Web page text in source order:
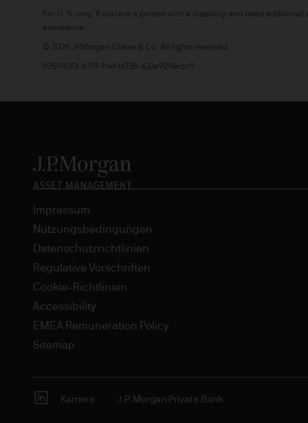
Potenzielle Anleger sollten
konsultieren
Die Länder, in denen
Sie müssen die
Erträge können sowohl
nicht vollständig
Management und die
Informationszwecken und
For U. S. only: If you are a person with a disability and need
assistance.
© 2026 JPMorgan Chase & Co. All rights reserved
935940f3-b719-11ef-b028-a33e9214ecc9
Impressum
Nutzungsbedingungen
Datenschutzrichtlinien
Regulative Vorschriften
Cookie-Richtlinien
Accessibility
EMEA Remuneration Policy
Sitemap
Karriere J.P. Morgan Private Bank